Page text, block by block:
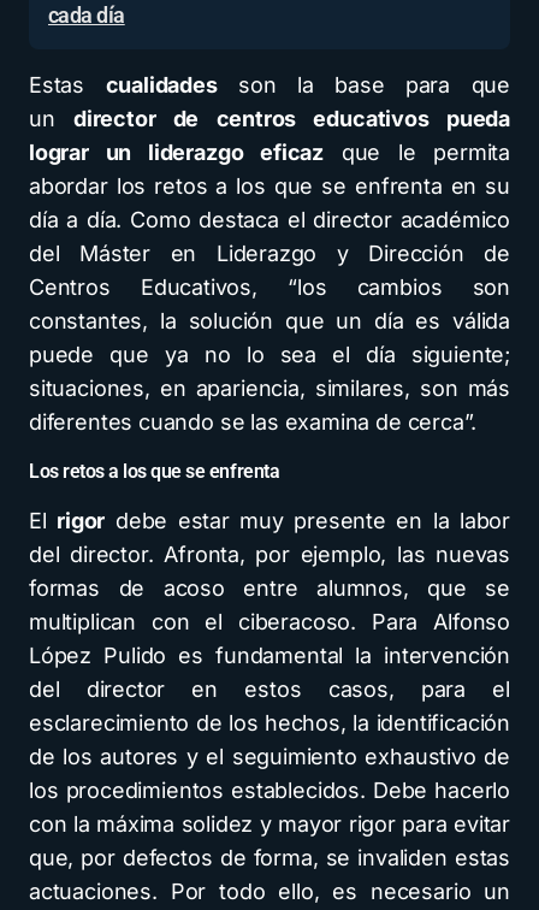
cada día
Estas cualidadesson la base para que
un director de centros educativos pueda
lograr un liderazgo eficaz que le permita
abordar los retos a los que se enfrenta en su
día a día. Como destaca el director académico
del Máster en Liderazgo y Dirección de
Centros Educativos, “los cambios son
constantes, la solución que un día es válida
puede que ya no lo sea el día siguiente;
situaciones, en apariencia, similares, son más
diferentes cuando se las examina de cerca”.
Los retos a los que se enfrenta
El rigor debe estar muy presente en la labor
del director. Afronta, por ejemplo, las nuevas
formas de acoso entre alumnos, que se
multiplican con el ciberacoso. Para Alfonso
López Pulido es fundamental la intervención
del director en estos casos, para el
esclarecimiento de los hechos, la identificación
de los autores y el seguimiento exhaustivo de
los procedimientos establecidos. Debe hacerlo
con la máxima solidez y mayor rigor para evitar
que, por defectos de forma, se invaliden estas
actuaciones. Por todo ello, es necesario un